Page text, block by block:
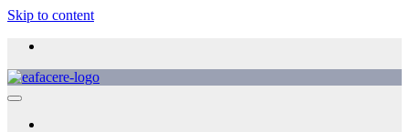
Skip to content